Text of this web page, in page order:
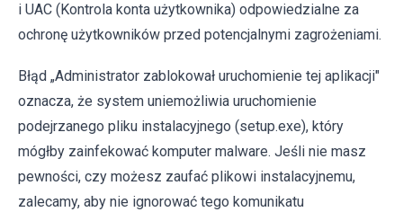
i UAC (Kontrola konta użytkownika) odpowiedzialne za
ochronę użytkowników przed potencjalnymi zagrożeniami.
Błąd „Administrator zablokował uruchomienie tej aplikacji"
oznacza, że system uniemożliwia uruchomienie
podejrzanego pliku instalacyjnego (setup.exe), który
mógłby zainfekować komputer malware. Jeśli nie masz
pewności, czy możesz zaufać plikowi instalacyjnemu,
zalecamy, aby nie ignorować tego komunikatu